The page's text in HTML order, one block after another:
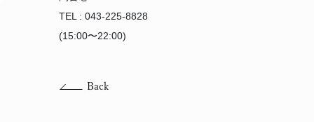
TEL : 043-225-8828
(15:00〜22:00)
Back